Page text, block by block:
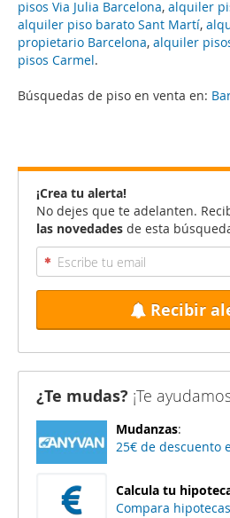
pisos Via Julia Barcelona, alquiler
alquiler piso barato Sant Martí,
propietario Barcelona, alquiler
pisos Carmel.
Búsquedas de piso en venta en:
¡Crea tu alerta!
No dejes que te adelanten.
las novedades de esta
Recibir
¿Te mudas? ¡Te
Mudanzas:
25€ de descuento
Calcula tu
Compara hipotecas